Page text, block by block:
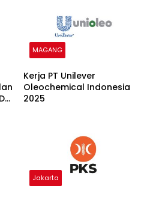
MAGANG
Kerja PT Unilever
Oleochemical Indonesia
2025
Jakarta